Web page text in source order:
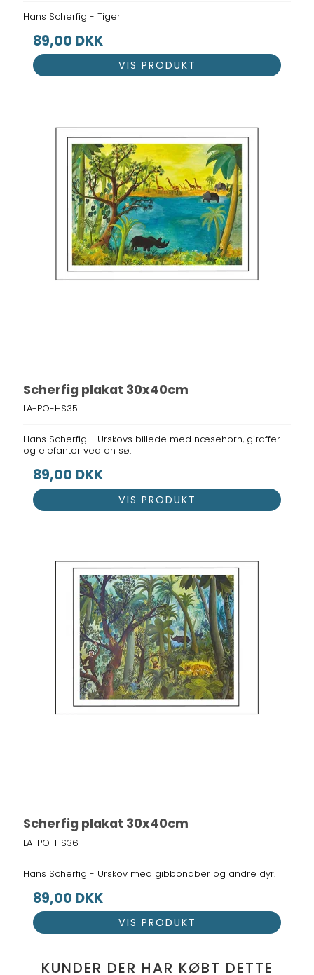
Hans Scherfig - Tiger
89,00 DKK
VIS PRODUKT
Scherfig plakat 30x40cm
LA-PO-HS35
Hans Scherfig - Urskovs billede med næsehorn, giraffer
og elefanter ved en sø.
89,00 DKK
VIS PRODUKT
Scherfig plakat 30x40cm
LA-PO-HS36
Hans Scherfig - Urskov med gibbonaber og andre dyr.
89,00 DKK
VIS PRODUKT
KUNDER DER HAR KØBT DETTE